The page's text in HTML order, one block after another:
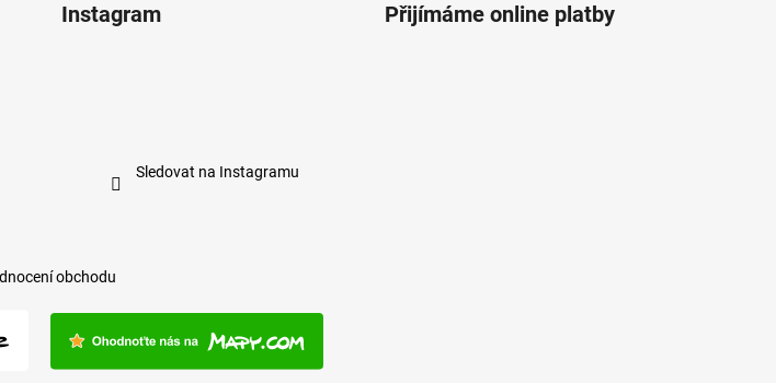
Instagram
Sledovat na Instagramu
Přijímáme online platby
obchodu